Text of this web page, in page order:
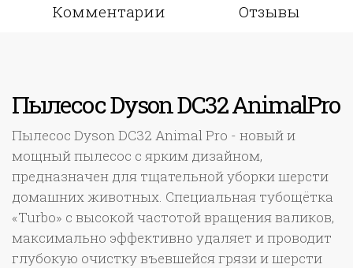
Комментарии Отзывы
Пылесос Dyson DC32 AnimalPro
Пылесос Dyson DC32 Animal Pro - новый и
мощный пылесос с ярким дизайном,
предназначен для тщательной уборки шерсти
домашних животных. Специальная тубощётка
«Turbo» с высокой частотой вращения валиков,
максимально эффективно удаляет и проводит
глубокую очистку въевшейся грязи и шерсти